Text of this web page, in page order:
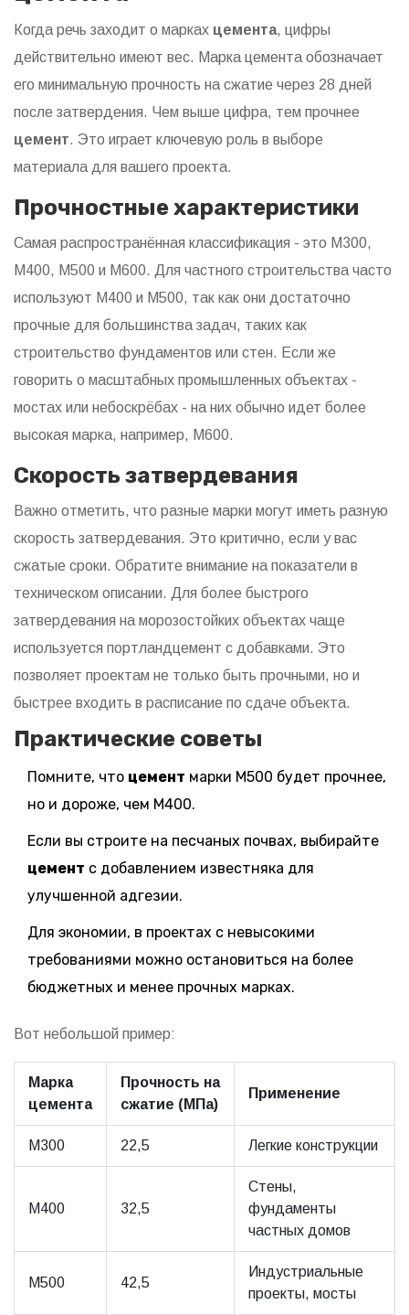
Когда речь заходит о марках цемента, цифры
действительно имеют вес. Марка цемента обозначает
его минимальную прочность на сжатие через 28 дней
после затвердения. Чем выше цифра, тем прочнее
цемент. Это играет ключевую роль в выборе
материала для вашего проекта.
Прочностные характеристики
Самая распространённая классификация - это М300,
М400, М500 и М600. Для частного строительства часто
используют М400 и М500, так как они достаточно
прочные для большинства задач, таких как
строительство фундаментов или стен. Если же
говорить о масштабных промышленных объектах -
мостах или небоскрёбах - на них обычно идет более
высокая марка, например, М600.
Скорость затвердевания
Важно отметить, что разные марки могут иметь разную
скорость затвердевания. Это критично, если у вас
сжатые сроки. Обратите внимание на показатели в
техническом описании. Для более быстрого
затвердевания на морозостойких объектах чаще
используется портландцемент с добавками. Это
позволяет проектам не только быть прочными, но и
быстрее входить в расписание по сдаче объекта.
Практические советы
Помните, что цемент марки М500 будет прочнее,
но и дороже, чем М400.
Если вы строите на песчаных почвах, выбирайте
цемент с добавлением известняка для
улучшенной адгезии.
Для экономии, в проектах с невысокими
требованиями можно остановиться на более
бюджетных и менее прочных марках.
Вот небольшой пример:
Марка
цемента
Прочность на
сжатие (МПа)
Применение
М300 22,5 Легкие конструкции
М400 32,5
Стены,
фундаменты
частных домов
М500 42,5
Индустриальные
проекты, мосты